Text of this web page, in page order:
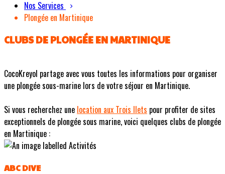
Nos Services
Plongée en Martinique
CLUBS DE PLONGÉE EN MARTINIQUE
CocoKreyol partage avec vous toutes les informations pour organiser
une plongée sous-marine lors de votre séjour en Martinique.
Si vous recherchez une location aux Trois Ilets pour profiter de sites
exceptionnels de plongée sous marine, voici quelques clubs de plongée
en Martinique :
ABC DIVE